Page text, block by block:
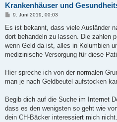
Krankenhäuser und
B
i
r
a
9. Juni 2019, 00:03
Es ist bekannt, dass viele Ausländer
dort behandeln zu lassen. Die zahlen
wenn Geld da ist, alles in Kolumbien
medizinische Versorgung für diese
Hier spreche ich von der normalen
man je nach Geldbeutel aufstocken
Begib dich auf die Suche im Internet
dass es den wenigsten so geht wie
dein CH-Bäcker interessiert mich nicht.